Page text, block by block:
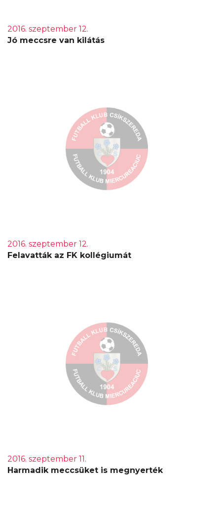
2016. szeptember 12.
Jó meccsre van kilátás
2016. szeptember 12.
Felavatták az FK kollégiumát
2016. szeptember 11.
Harmadik meccsüket is megnyerték